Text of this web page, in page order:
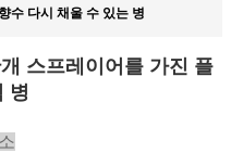
수 다시 채울 수 있는 병
스프레이어를 가진 플
병